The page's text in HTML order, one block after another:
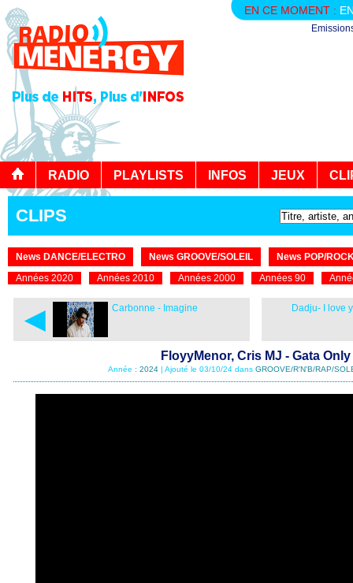
EN CE MOMENT :
RADIO PLAYLISTS INFOS JEUX
CLIPS
News DANCE/ELECTRO News GROOVE/SOLEIL
News POP/
Années 2020
Années 2010 Années 2000 Années 90
◄ Carbonne - Imagine Dadju- I love
FloyyMenor, Cris MJ - Gata Only
Année : 2024| Ajouté le 03/10/24 dans GROOVE/R'N'B/RAP/